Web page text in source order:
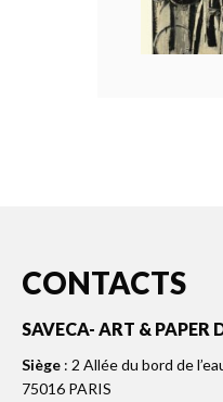
CONTACTS
SAVECA- ART & PAPER
Siège : 2 Allée du bord de
75016 PARIS